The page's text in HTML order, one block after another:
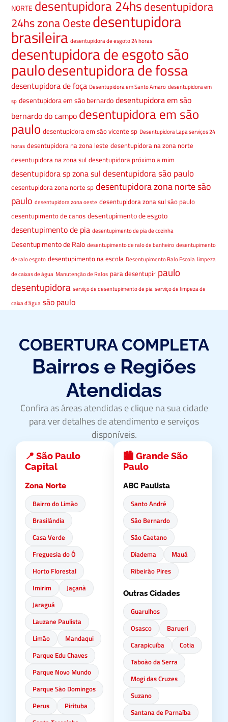
NORTE desentupidora 24hsdesentupidora
24hs zona Oestedesentupidora
brasileira desentupidora de esgoto 24 horas
desentupidora de esgoto são
paulodesentupidora de fossa
desentupidora de foça Desentupidora em Santo Amaro desentupidora em
sp desentupidora em são bernardo desentupidora em são
bernardo do campo desentupidora em são
paulo desentupidora em são vicente sp Desentupidora Lapa serviços 24
horas desentupidora na zona leste desentupidora na zona norte
desentupidora na zona sul desentupidora próximo a mim
desentupidora sp zona sul desentupidora são paulo
desentupidora zona norte sp desentupidora zona norte são
paulo desentupidora zona oeste desentupidora zona sul são paulo
desentupimento de canos desentupimento de esgoto
desentupimento de pia desentupimento de pia de cozinha
Desentupimento de Ralo desentupimento de ralo de banheiro desentupimento
de ralo esgoto desentupimento na escola Desentupimento Ralo Escola limpeza
de caixas de água Manutenção de Ralos para desentupir paulo
desentupidora serviço de desentupimento de pia serviço de limpeza de
caixa d'água são paulo
COBERTURA COMPLETA
Bairros e Regiões
Atendidas
Confira as áreas atendidas e clique na sua cidade
para ver detalhes de atendimento e serviços
disponíveis.
📍 São Paulo
Capital
Zona Norte
Bairro do Limão
Brasilândia
Casa Verde
Freguesia do Ó
Horto Florestal
Imirim
Jaçanã
Jaraguá
Lauzane Paulista
Limão
Mandaqui
Parque Edu Chaves
Parque Novo Mundo
Parque São Domingos
Perus
Pirituba
🏙️ Grande São
Paulo
ABC Paulista
Santo André
São Bernardo
São Caetano
Diadema
Mauá
Ribeirão Pires
Outras Cidades
Guarulhos
Osasco
Barueri
Carapicuíba
Cotia
Taboão da Serra
Mogi das Cruzes
Suzano
Santana de Parnaíba